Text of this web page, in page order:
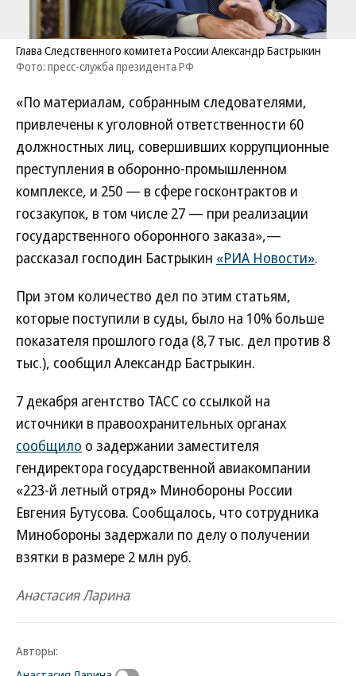
Глава Следственного комитета России Александр Бастрыкин
Фото: пресс-служба президента РФ
«По материалам, собранным следователями,
привлечены к уголовной ответственности 60
должностных лиц, совершивших коррупционные
преступления в оборонно-промышленном
комплексе, и 250 — в сфере госконтрактов и
госзакупок, в том числе 27 — при реализации
государственного оборонного заказа»,—
рассказал господин Бастрыкин «РИА Новости».
При этом количество дел по этим статьям,
которые поступили в суды, было на 10% больше
показателя прошлого года (8,7 тыс. дел против 8
тыс.), сообщил Александр Бастрыкин.
7 декабря агентство ТАСС со ссылкой на
источники в правоохранительных органах
сообщило о задержании заместителя
гендиректора государственной авиакомпании
«223-й летный отряд» Минобороны России
Евгения Бутусова. Сообщалось, что сотрудника
Минобороны задержали по делу о получении
взятки в размере 2 млн руб.
Анастасия Ларина
Авторы: